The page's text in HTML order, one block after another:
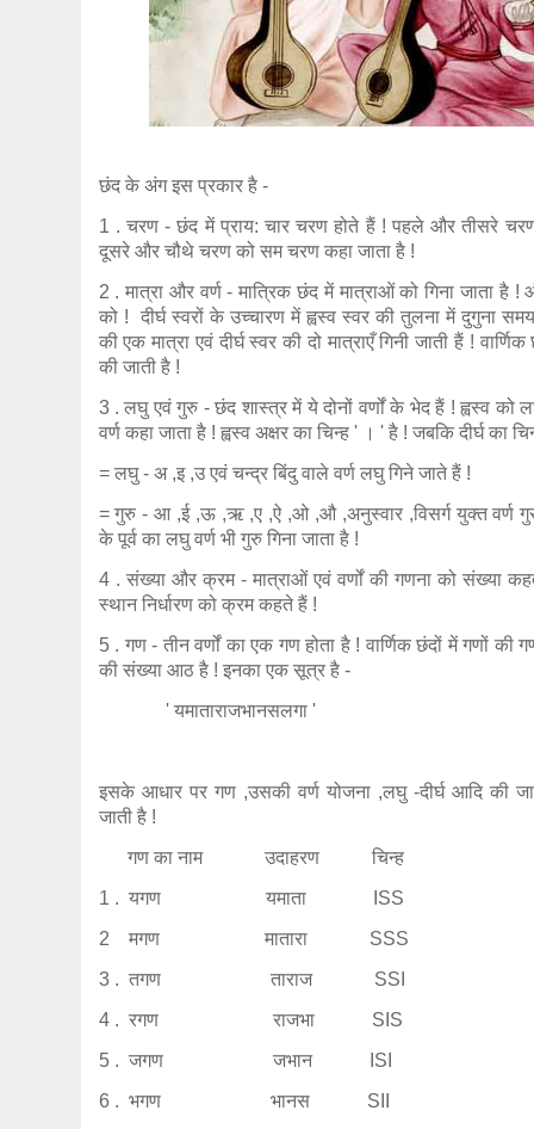
छंद के अंग इस प्रकार है -
1 . चरण - छंद में प्राय: चार चरण होते हैं ! पहले और तीसरे
दूसरे और चौथे चरण को सम चरण कहा जाता है !
2 . मात्रा और वर्ण - मात्रिक छंद में मात्राओं को गिना जाता है !
को ! दीर्घ स्वरों के उच्चारण में ह्वस्व स्वर की तुलना में दुगुना
की एक मात्रा एवं दीर्घ स्वर की दो मात्राएँ गिनी जाती हैं ! वार्णिक
की जाती है !
3 . लघु एवं गुरु - छंद शास्त्र में ये दोनों वर्णों के भेद हैं ! ह्वस्व को
वर्ण कहा जाता है ! ह्वस्व अक्षर का चिन्ह ' । ' है ! जबकि दीर्घ
= लघु - अ ,इ ,उ एवं चन्द्र बिंदु वाले वर्ण लघु गिने जाते हैं !
= गुरु - आ ,ई ,ऊ ,ऋ ,ए ,ऐ ,ओ ,औ ,अनुस्वार ,विसर्ग युक्त वर्ण
के पूर्व का लघु वर्ण भी गुरु गिना जाता है !
4 . संख्या और क्रम - मात्राओं एवं वर्णों की गणना को संख्या
स्थान निर्धारण को क्रम कहते हैं !
5 . गण - तीन वर्णों का एक गण होता है ! वार्णिक छंदों में गणों की
की संख्या आठ है ! इनका एक सूत्र है -
' यमाताराजभानसलगा '
इसके आधार पर गण ,उसकी वर्ण योजना ,लघु -दीर्घ आदि की
जाती है !
गण का नाम उदाहरण चिन्ह
1 . यगण यमाता ISS
2 मगण मातारा SSS
3 . तगण ताराज SSI
4 . रगण राजभा SIS
5 . जगण जभान ISI
6 . भगण भानस SII